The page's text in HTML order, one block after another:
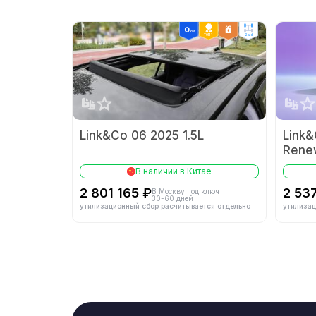
Система питания
Тип впуска
Кол-во
Тип топлива
2wd
Link&Co 06 2025 1.5L
В наличии в Китае
2 801 165 ₽В Москву под ключ
30-60 дней
утилизационный сбор расчитывается отдельно
2